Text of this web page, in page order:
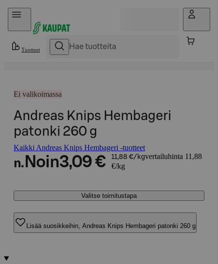
Hyppää sisältöön
Tuotteet
Ei valikoimassa
Andreas Knips Hembageri
patonki 260 g
Kaikki Andreas Knips Hembageri -tuotteet
n. Noin3,09 € 11,88 €/kgvertailuhinta 11,88
€/kg
Valitse toimitustapa
Lisää suosikkeihin, Andreas Knips Hembageri patonki 260 g